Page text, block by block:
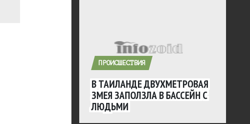
ПРОИСШЕСТВИЯ
В ТАИЛАНДЕ ДВУХМЕТРОВАЯ
ЗМЕЯ ЗАПОЛЗЛА В БАССЕЙН С
ЛЮДЬМИ